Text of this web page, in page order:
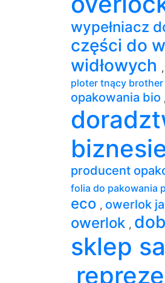
wypełniacz
części do
widłowych ,
ploter tnący brother
opakowania bio ,
producent
folia do pakowania
eco , owerlok
owerlok ,
sklep
,